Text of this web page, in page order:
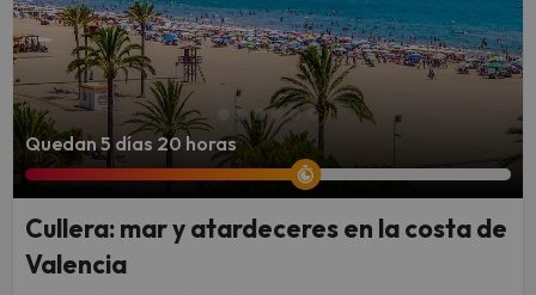
Quedan 5 días 20 horas
Cullera: mar y atardeceres en la costa de
Valencia